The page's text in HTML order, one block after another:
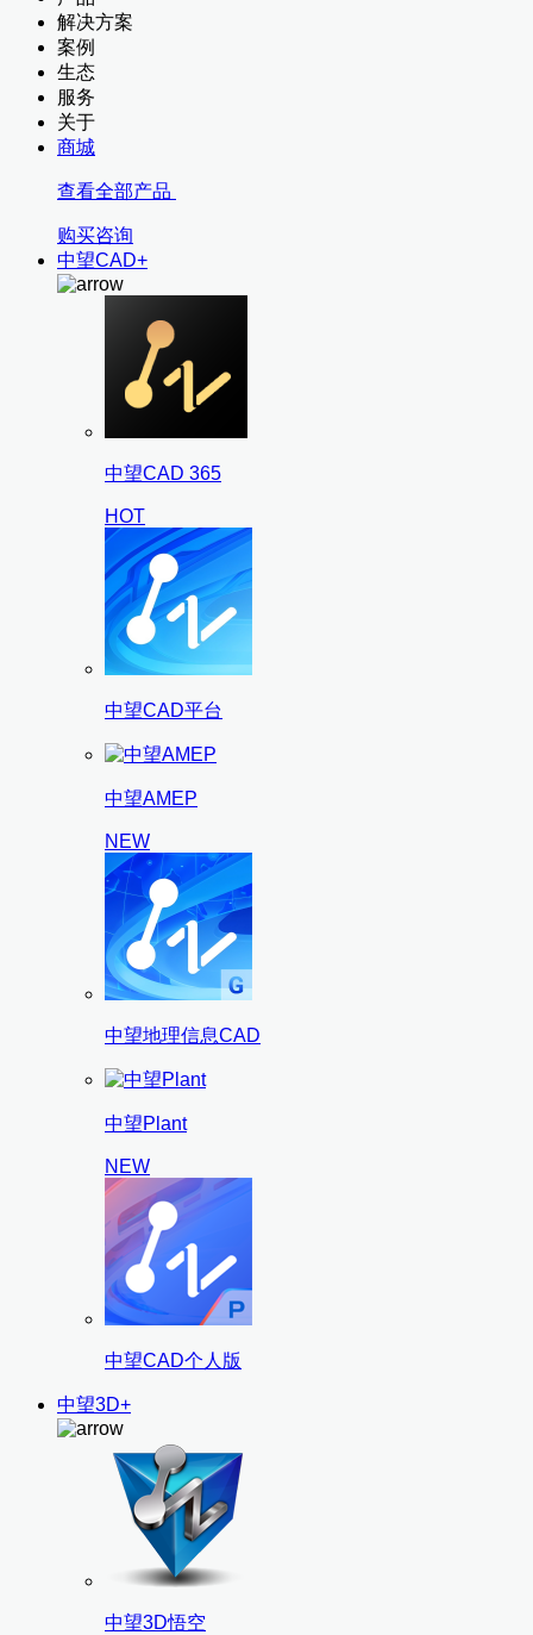
解决方案
案例
生态
服务
关于
商城
查看全部产品
购买咨询
中望CAD+
中望CAD 365
HOT
中望CAD平台
中望AMEP
NEW
中望地理信息CAD
中望Plant
NEW
中望CAD个人版
中望3D+
中望3D悟空